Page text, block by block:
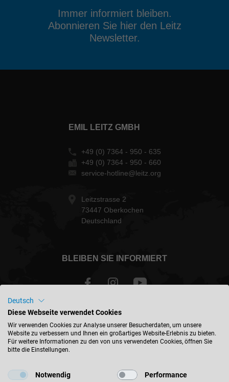
Immer informiert bleiben.
Abonnieren Sie hier den Leitz
Newsletter.
EMIL LEITZ GMBH
+49 (0) 7364 - 950 - 635
+49 (0) 7364 - 950 - 660
service-hotline@leitz.org
Leitzstrasse 2
73447 Oberkochen
Deutschland
BLEIBEN SIE INFORMIERT
Deutschland - deutsch
STANDORT FINDEN
Deutsch
Diese Webseite verwendet Cookies
Wir verwenden Cookies zur Analyse unserer Besucherdaten, um unsere
Website zu verbessern und Ihnen ein großartiges Website-Erlebnis zu bieten.
Für weitere Informationen zu den von uns verwendeten Cookies, öffnen Sie
bitte die Einstellungen.
Notwendig Performance